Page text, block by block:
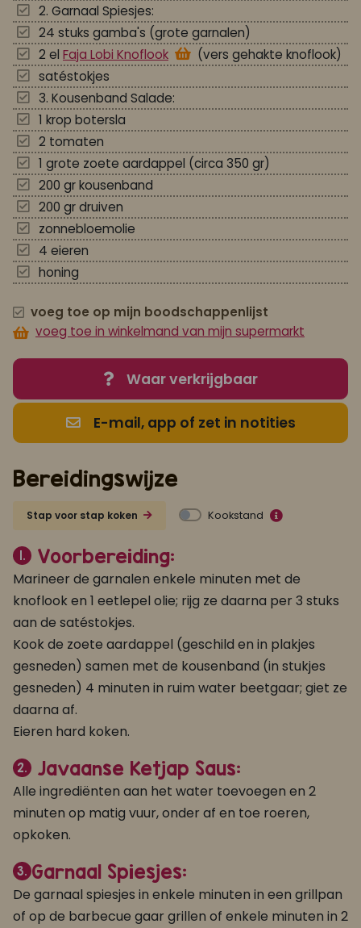
2. Garnaal Spiesjes:
24 stuks gamba's (grote garnalen)
2 el Faja Lobi Knoflook
(vers gehakte knoflook)
satéstokjes
3. Kousenband Salade:
1 krop botersla
2 tomaten
1 grote zoete aardappel (circa 350 gr)
200 gr kousenband
200 gr druiven
zonnebloemolie
4 eieren
honing
voeg toe op mijn boodschappenlijst
voeg toe in winkelmand van mijn supermarkt
Waar verkrijgbaar
E-mail, app of zet in notities
Bereidingswijze
Stap voor stap koken Kookstand
1. Voorbereiding:
Marineer de garnalen enkele minuten met de
knoflook en 1 eetlepel olie; rijg ze daarna per 3 stuks
aan de satéstokjes.
Kook de zoete aardappel (geschild en in plakjes
gesneden) samen met de kousenband (in stukjes
gesneden) 4 minuten in ruim water beetgaar; giet ze
daarna af.
Eieren hard koken.
2. Javaanse Ketjap Saus:
Alle ingrediënten aan het water toevoegen en 2
minuten op matig vuur, onder af en toe roeren,
opkoken.
3. Garnaal Spiesjes:
De garnaal spiesjes in enkele minuten in een grillpan
of op de barbecue gaar grillen of enkele minuten in 2